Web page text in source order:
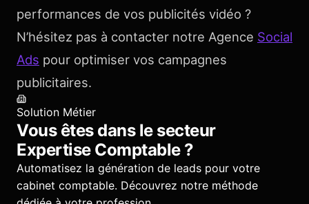
performances de vos publicités vidéo ?
N’hésitez pas à contacter notre Agence Social
Ads pour optimiser vos campagnes
publicitaires.
Solution Métier
Vous êtes dans le secteur
Expertise Comptable?
Automatisez la génération de leads pour votre
cabinet comptable. Découvrez notre méthode